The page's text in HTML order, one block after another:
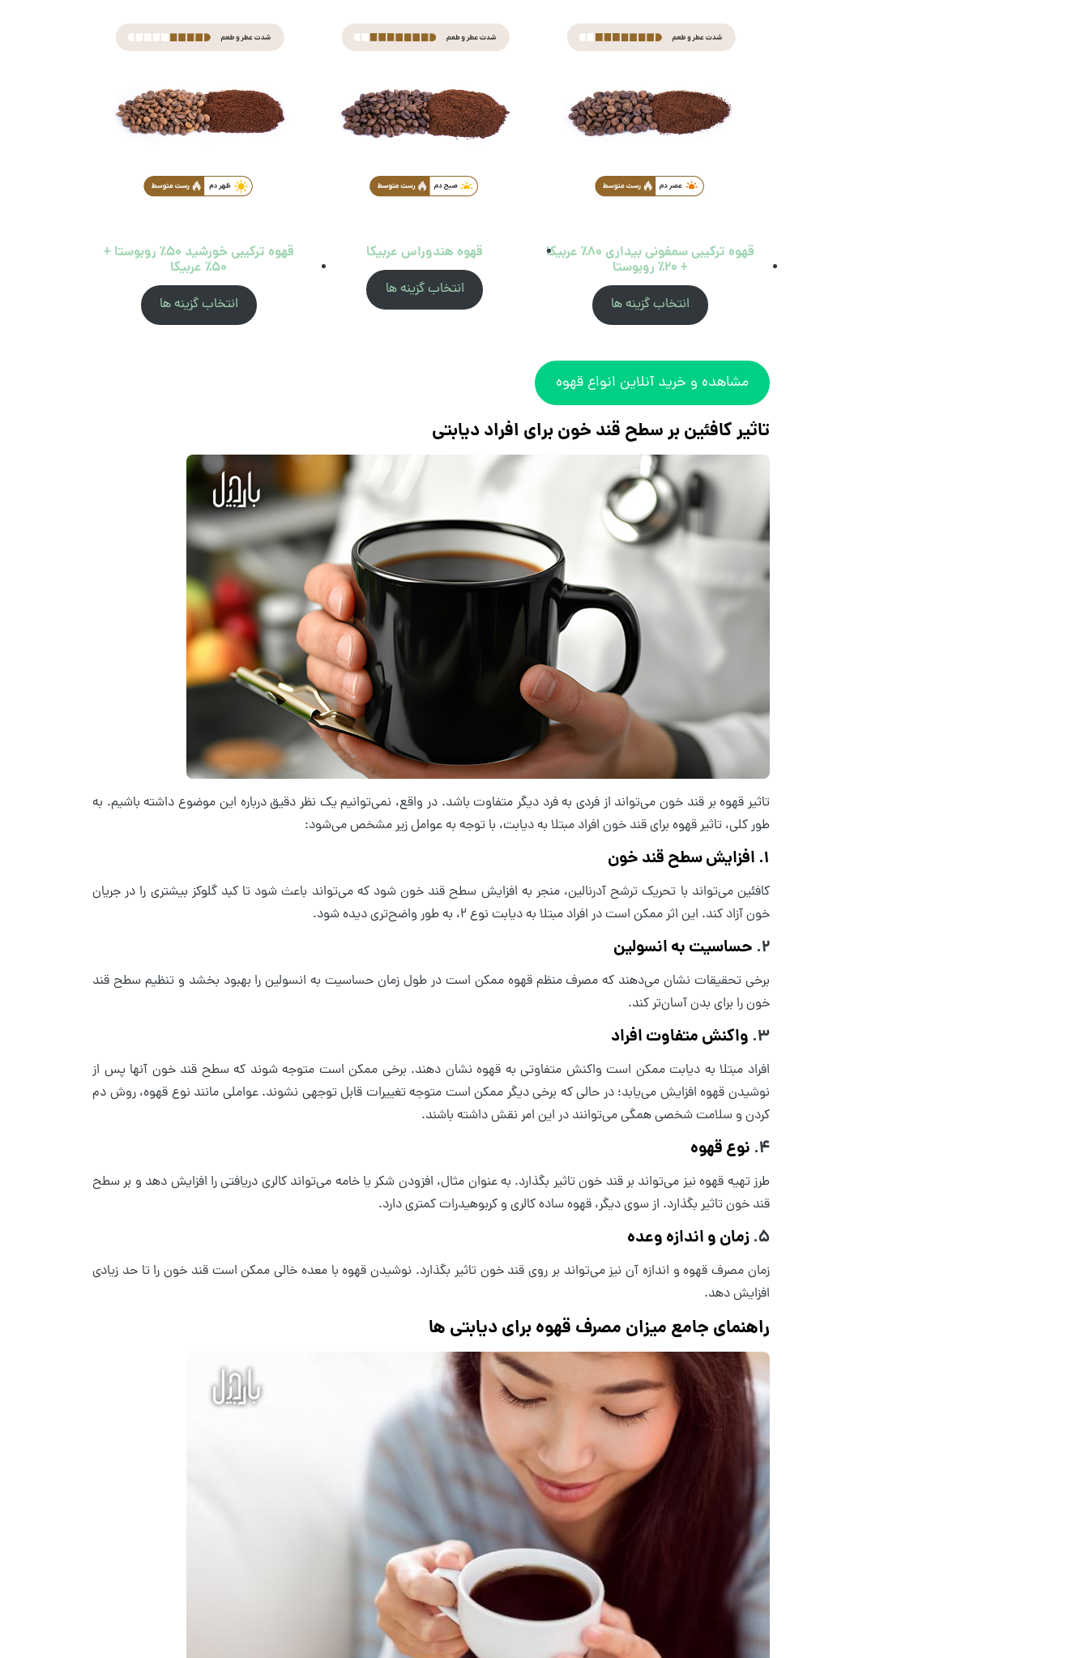
قهوه ترکیبی سمفونی بیداری ۸۰٪ عربیکا
+ ۲۰٪ روبوستا
انتخاب گزینه ها
قهوه هندوراس عربیکا
انتخاب گزینه ها
قهوه ترکیبی خورشید ۵۰٪ روبوستا +
۵۰٪ عربیکا
انتخاب گزینه ها
مشاهده و خرید آنلاین انواع قهوه
تاثیر کافئین بر سطح قند خون برای افراد دیابتی
تاثیر قهوه بر قند خون می‌تواند از فردی به فرد دیگر متفاوت باشد. در واقع، نمی‌توانیم یک نظر دقیق درباره این موضوع داشته باشیم. به
طور کلی، تاثیر قهوه برای قند خون افراد مبتلا به دیابت، با توجه به عوامل زیر مشخص می‌شود:
1. افزایش سطح قند خون
کافئین می‌تواند با تحریک ترشح آدرنالین، منجر به افزایش سطح قند خون شود که می‌تواند باعث شود تا کبد گلوکز بیشتری را در جریان
خون آزاد کند. این اثر ممکن است در افراد مبتلا به دیابت نوع 2، به طور واضح‌تری دیده شود.
2. حساسیت به انسولین
برخی تحقیقات نشان می‌دهند که مصرف منظم قهوه ممکن است در طول زمان حساسیت به انسولین را بهبود بخشد و تنظیم سطح قند
خون را برای بدن آسان‌تر کند.
3. واکنش متفاوت افراد
افراد مبتلا به دیابت ممکن است واکنش متفاوتی به قهوه نشان دهند. برخی ممکن است متوجه شوند که سطح قند خون آنها پس از
نوشیدن قهوه افزایش می‌یابد؛ در حالی که برخی دیگر ممکن است متوجه تغییرات قابل توجهی نشوند. عواملی مانند نوع قهوه، روش دم
کردن و سلامت شخصی همگی می‌توانند در این امر نقش داشته باشند.
4. نوع قهوه
طرز تهیه قهوه نیز می‌تواند بر قند خون تاثیر بگذارد. به عنوان مثال، افزودن شکر یا خامه می‌تواند کالری دریافتی را افزایش دهد و بر سطح
قند خون تاثیر بگذارد. از سوی دیگر، قهوه ساده کالری و کربوهیدرات کمتری دارد.
5. زمان و اندازه وعده
زمان مصرف قهوه و اندازه آن نیز می‌تواند بر روی قند خون تاثیر بگذارد. نوشیدن قهوه با معده خالی ممکن است قند خون را تا حد زیادی
افزایش دهد.
راهنمای جامع میزان مصرف قهوه برای دیابتی ها